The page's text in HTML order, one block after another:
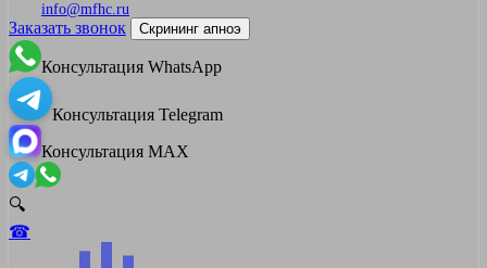
info@mfhc.ru
Заказать звонок Скрининг апноэ
Консультация WhatsApp
Консультация Telegram
Консультация MAX
🔍
☎